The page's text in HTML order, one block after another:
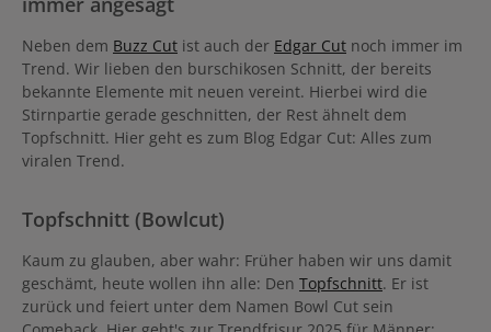
Neben dem Buzz Cut ist auch der Edgar Cut noch immer im
Trend. Wir lieben den burschikosen Schnitt, der bereits
bekannte Elemente mit neuen vereint. Hierbei wird die
Stirnpartie gerade geschnitten, der Rest ähnelt dem
Topfschnitt. Hier geht es zum Blog Edgar Cut: Alles zum
viralen Trend.
Topfschnitt (Bowlcut)
Kaum zu glauben, aber wahr: Früher haben wir uns damit
geschämt, heute wollen ihn alle: Den Topfschnitt. Er ist
zurück und feiert unter dem Namen Bowl Cut sein